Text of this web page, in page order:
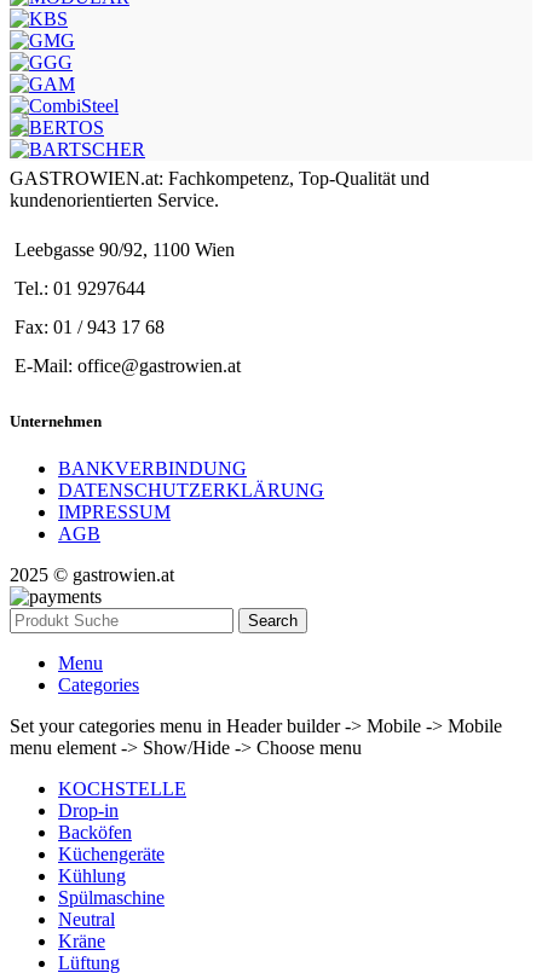
GASTROWIEN.at: Fachkompetenz, Top-Qualität und
kundenorientierten Service.
Leebgasse 90/92, 1100 Wien
Tel.: 01 9297644
Fax: 01 / 943 17 68
E-Mail: office@gastrowien.at
Unternehmen
BANKVERBINDUNG
DATENSCHUTZERKLÄRUNG
IMPRESSUM
AGB
2025 © gastrowien.at
Search
Menu
Categories
Set your categories menu in Header builder -> Mobile -> Mobile
menu element -> Show/Hide -> Choose menu
KOCHSTELLE
Drop-in
Backöfen
Küchengeräte
Kühlung
Spülmaschine
Neutral
Kräne
Lüftung